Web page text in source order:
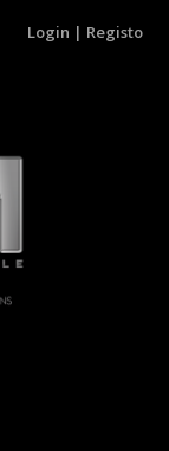
Login | Registo